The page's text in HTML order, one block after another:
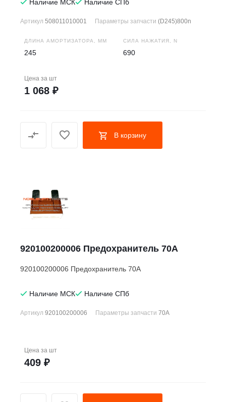
Наличие МСК Наличие СПб
Артикул 508011010001 Параметры запчасти (D245)800n
ДЛИНА АМОРТИЗАТОРА, ММ
245
СИЛА НАЖАТИЯ, N
690
Цена за шт
1 068 ₽
В корзину
920100200006 Предохранитель 70А
920100200006 Предохранитель 70А
Наличие МСК Наличие СПб
Артикул 920100200006 Параметры запчасти 70А
Цена за шт
409 ₽